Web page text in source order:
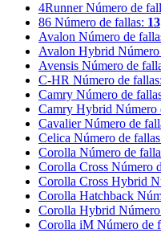
4Runner Número de
86 Número de fallas: 13
Avalon Número de
Avalon Hybrid
Avensis Número de
C-HR Número de fallas:
Camry Número de
Camry Hybrid Número
Cavalier Número de
Celica Número de
Corolla Número de
Corolla Cross Número
Corolla Cross Hybrid
Corolla Hatchback
Corolla Hybrid
Corolla iM Número de